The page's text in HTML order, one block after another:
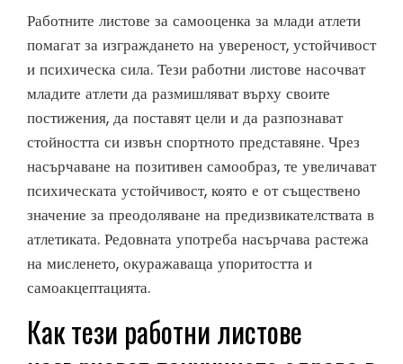
Работните листове за самооценка за млади атлети
помагат за изграждането на увереност, устойчивост
и психическа сила. Тези работни листове насочват
младите атлети да размишляват върху своите
постижения, да поставят цели и да разпознават
стойността си извън спортното представяне. Чрез
насърчаване на позитивен самообраз, те увеличават
психическата устойчивост, която е от съществено
значение за преодоляване на предизвикателствата в
атлетиката. Редовната употреба насърчава растежа
на мисленето, окуражаваща упоритостта и
самоакцептацията.
Как тези работни листове